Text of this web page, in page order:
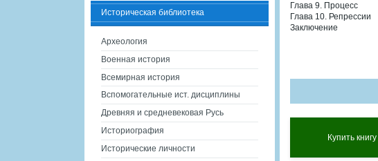
Глава 9. Процесс
Глава 10. Репрессии
Заключение
Купить книгу
Историческая библиотека
Археология
Военная история
Всемирная история
Вспомогательные ист. дисциплины
Древняя и средневековая Русь
Историография
Исторические личности